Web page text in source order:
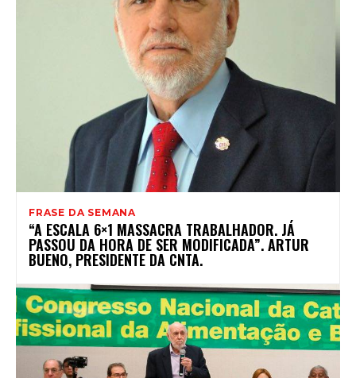
FRASE DA SEMANA
“A ESCALA 6×1 MASSACRA TRABALHADOR. JÁ
PASSOU DA HORA DE SER MODIFICADA”. ARTUR
BUENO, PRESIDENTE DA CNTA.